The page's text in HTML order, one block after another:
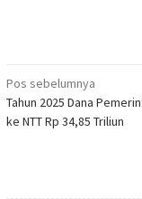
Navigasi
pos
Pos sebelumnya
Tahun 2025 Dana
ke NTT Rp 34,85 Triliun